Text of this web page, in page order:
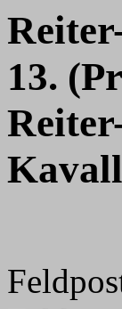
13.